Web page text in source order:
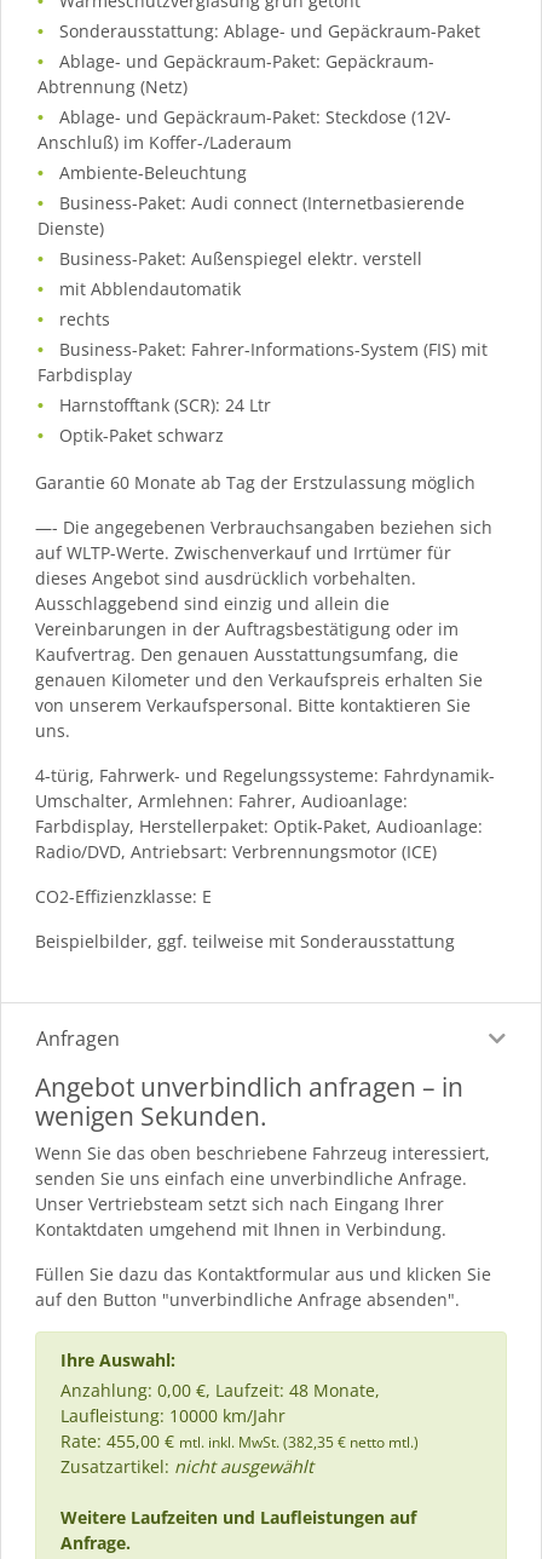
Sonderausstattung: Ablage- und Gepäckraum-Paket
Ablage- und Gepäckraum-Paket: Gepäckraum-
Abtrennung (Netz)
Ablage- und Gepäckraum-Paket: Steckdose (12V-
Anschluß) im Koffer-/Laderaum
Ambiente-Beleuchtung
Business-Paket: Audi connect (Internetbasierende
Dienste)
Business-Paket: Außenspiegel elektr. verstell
mit Abblendautomatik
rechts
Business-Paket: Fahrer-Informations-System (FIS) mit
Farbdisplay
Harnstofftank (SCR): 24 Ltr
Optik-Paket schwarz
Garantie 60 Monate ab Tag der Erstzulassung möglich
—- Die angegebenen Verbrauchsangaben beziehen sich
auf WLTP-Werte. Zwischenverkauf und Irrtümer für
dieses Angebot sind ausdrücklich vorbehalten.
Ausschlaggebend sind einzig und allein die
Vereinbarungen in der Auftragsbestätigung oder im
Kaufvertrag. Den genauen Ausstattungsumfang, die
genauen Kilometer und den Verkaufspreis erhalten Sie
von unserem Verkaufspersonal. Bitte kontaktieren Sie
uns.
4-türig, Fahrwerk- und Regelungssysteme: Fahrdynamik-
Umschalter, Armlehnen: Fahrer, Audioanlage:
Farbdisplay, Herstellerpaket: Optik-Paket, Audioanlage:
Radio/DVD, Antriebsart: Verbrennungsmotor (ICE)
CO2-Effizienzklasse: E
Beispielbilder, ggf. teilweise mit Sonderausstattung
Anfragen
Angebot unverbindlich anfragen – in
wenigen Sekunden.
Wenn Sie das oben beschriebene Fahrzeug interessiert,
senden Sie uns einfach eine unverbindliche Anfrage.
Unser Vertriebsteam setzt sich nach Eingang Ihrer
Kontaktdaten umgehend mit Ihnen in Verbindung.
Füllen Sie dazu das Kontaktformular aus und klicken Sie
auf den Button "unverbindliche Anfrage absenden".
Ihre Auswahl:
Anzahlung: 0,00 €, Laufzeit: 48 Monate,
Laufleistung: 10000 km/Jahr
Rate: 455,00 € mtl. inkl. MwSt. (382,35 € netto mtl.)
Zusatzartikel: nicht ausgewählt
Weitere Laufzeiten und Laufleistungen auf
Anfrage.